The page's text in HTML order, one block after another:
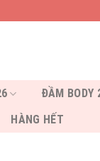
ĐẦM BODY
HÀNG HẾT